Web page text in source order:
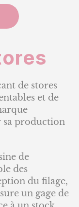
de stores
et de
sa production
de
des
du filage,
un gage de